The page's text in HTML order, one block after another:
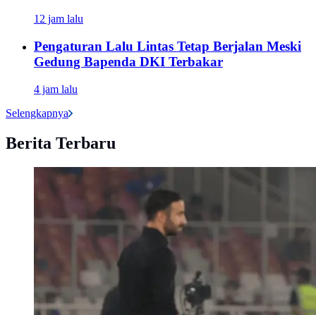
12 jam lalu
Pengaturan Lalu Lintas Tetap Berjalan Meski
Gedung Bapenda DKI Terbakar
4 jam lalu
Selengkapnya
Berita Terbaru